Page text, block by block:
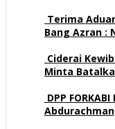
Terima
Bang Azran :
Ciderai
Minta
DPP